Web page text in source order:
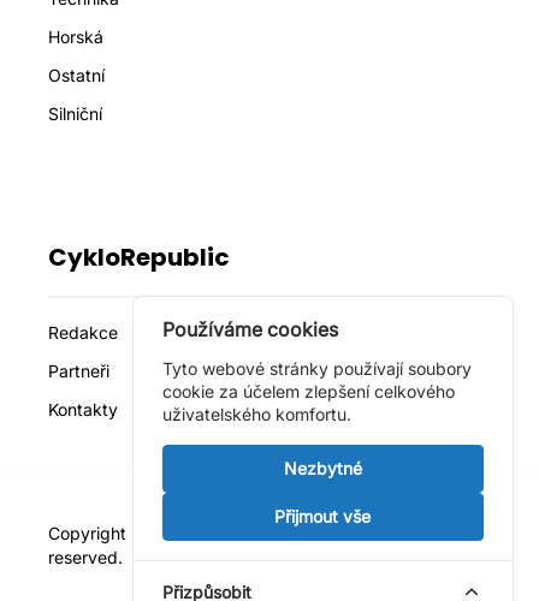
Horská
Ostatní
Silniční
CykloRepublic
Redakce
Partneři
Kontakty
Copyright © 2022 - 2026 CykloRepublic
reserved.
Crafted with ♥
Používáme cookies
Tyto webové stránky používají soubory
cookie za účelem zlepšení celkového
uživatelského komfortu.
Nezbytné
Přijmout vše
Přizpůsobit